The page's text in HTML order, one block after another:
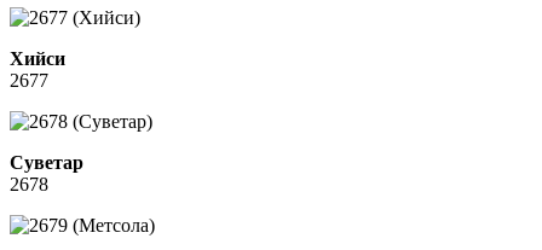
Хийси
2677
Суветар
2678